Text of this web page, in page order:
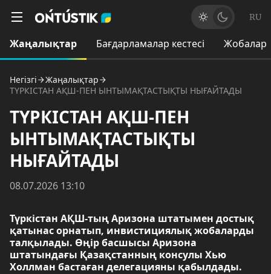
RU
Жаңалықтар Бағдарламалар кестесі Жобалар
Негізгі
Жаңалықтар
ТҮРКІСТАН АҚШ-ПЕН ЫНТЫМАҚТАСТЫҚТЫ НЫҒАЙТАДЫ
ТҮРКІСТАН АҚШ-ПЕН
ЫНТЫМАҚТАСТЫҚТЫ
НЫҒАЙТАДЫ
08.07.2026 13:10
Түркістан АҚШ-тың Аризона штатымен достық
қатынас орнатып, инвистициялық жобаларды
талқылады. Өңір басшысы Аризона
штатындағы Қазақстанның консулы Хью
Холлман бастаған делегацияны қабылдады.